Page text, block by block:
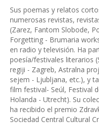
Sus poemas y relatos
numerosas revistas,
(Zarez, Fantom Slobode,
Forgetting - Brumaria
en radio y televisión. Ha
poesía/festivales literarios
regiji - Zagreb, Astralna
sejem - Ljubljana, etc.), y
film festival- Seúl, Festival
Holanda - Utrecht). Su
ha recibido el premio
Sociedad Central Cultural